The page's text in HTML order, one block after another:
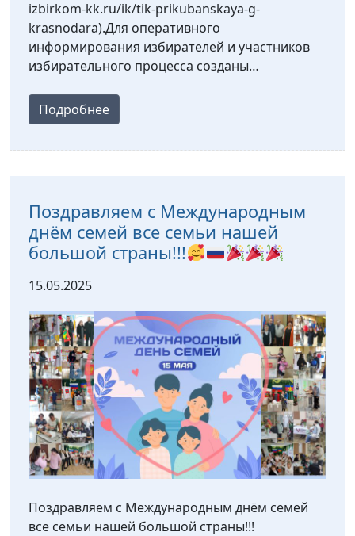
izbirkom-kk.ru/ik/tik-prikubanskaya-g-
krasnodara).Для оперативного
информирования избирателей и участников
избирательного процесса созданы…
Подробнее
Поздравляем с Международным
днём семей все семьи нашей
большой страны!!!
15.05.2025
Поздравляем с Международным днём семей
все семьи нашей большой страны!!!